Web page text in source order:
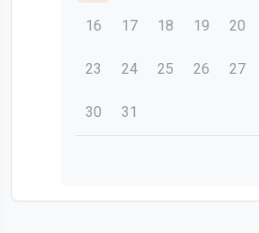
16 17 18 19 20
23 24 25 26 27
30 31